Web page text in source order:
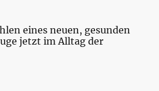
eines neuen, gesunden
jetzt im Alltag der